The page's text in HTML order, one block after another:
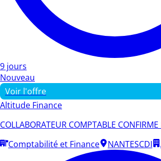
9 jours
Nouveau
Voir l'offre
Altitude Finance
COLLABORATEUR COMPTABLE
Comptabilité et Finance
NANTESCDI